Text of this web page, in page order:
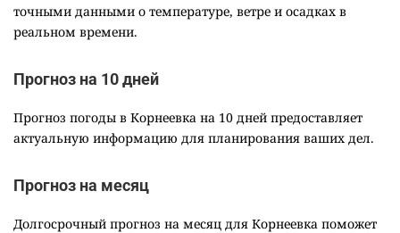
точными данными о температуре, ветре и осадках в
реальном времени.
Прогноз на 10 дней
Прогноз погоды в Корнеевка на 10 дней предоставляет
актуальную информацию для планирования ваших дел.
Прогноз на месяц
Долгосрочный прогноз на месяц для Корнеевка поможет